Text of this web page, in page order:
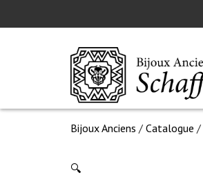
Bijoux Anciens / Catalogue /
🔍